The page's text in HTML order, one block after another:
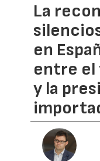
La
en
entre el
y la